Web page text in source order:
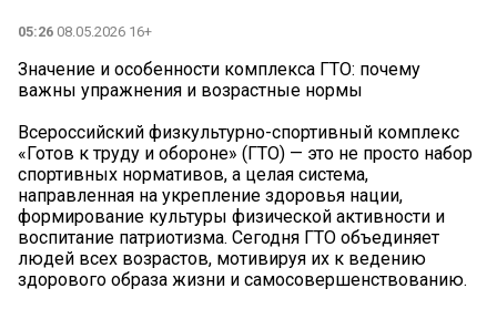
05:26 08.05.2026 16+
Значение и особенности комплекса ГТО: почему
важны упражнения и возрастные нормы
Всероссийский физкультурно-спортивный комплекс
«Готов к труду и обороне» (ГТО) — это не просто набор
спортивных нормативов, а целая система,
направленная на укрепление здоровья нации,
формирование культуры физической активности и
воспитание патриотизма. Сегодня ГТО объединяет
людей всех возрастов, мотивируя их к ведению
здорового образа жизни и самосовершенствованию.